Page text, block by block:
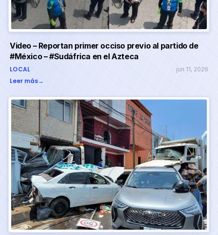
Video – Reportan primer occiso previo al partido de
#México – #Sudáfrica en el Azteca
LOCAL jun 11, 2026
Leer más→